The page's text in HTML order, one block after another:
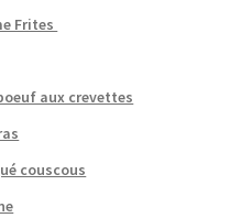
Frites
aux crevettes
couscous